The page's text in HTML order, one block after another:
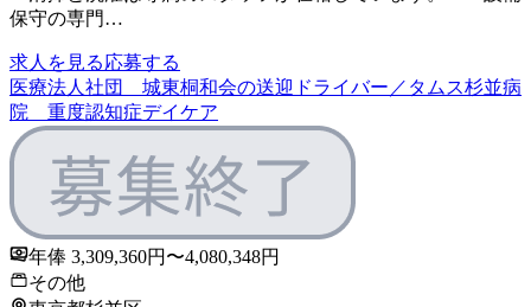
保守の専門…
求人を見る応募する
医療法人社団 城東桐和会の送迎ドライバー／タムス杉並病
院 重度認知症デイケア
年俸 3,309,360円〜4,080,348円
その他